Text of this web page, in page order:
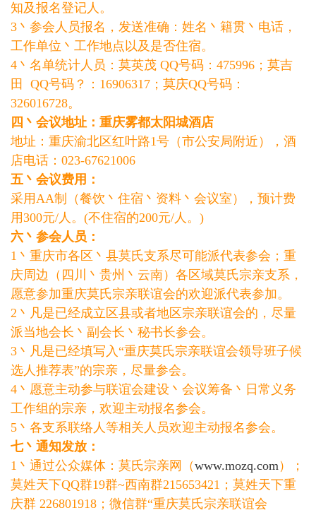
知及报名登记人。
3丶参会人员报名，发送准确：姓名丶籍贯丶电话，
工作单位丶工作地点以及是否住宿。
4丶名单统计人员：莫英茂 QQ号码：475996；莫吉
田 QQ号码？：16906317；莫庆QQ号码：
326016728。
四丶会议地址：重庆雾都太阳城酒店
地址：重庆渝北区红叶路1号（市公安局附近），酒
店电话：023-67621006
五丶会议费用：
采用AA制（餐饮丶住宿丶资料丶会议室），预计费
用300元/人。(不住宿的200元/人。)
六丶参会人员：
1丶重庆市各区丶县莫氏支系尽可能派代表参会；重
庆周边（四川丶贵州丶云南）各区域莫氏宗亲支系，
愿意参加重庆莫氏宗亲联谊会的欢迎派代表参加。
2丶凡是已经成立区县或者地区宗亲联谊会的，尽量
派当地会长丶副会长丶秘书长参会。
3丶凡是已经填写入“重庆莫氏宗亲联谊会领导班子候
选人推荐表”的宗亲，尽量参会。
4丶愿意主动参与联谊会建设丶会议筹备丶日常义务
工作组的宗亲，欢迎主动报名参会。
5丶各支系联络人等相关人员欢迎主动报名参会。
七丶通知发放：
1丶通过公众媒体：莫氏宗亲网（www.mozq.com）；
莫姓天下QQ群19群~西南群215653421；莫姓天下重
庆群 226801918；微信群“重庆莫氏宗亲联谊会